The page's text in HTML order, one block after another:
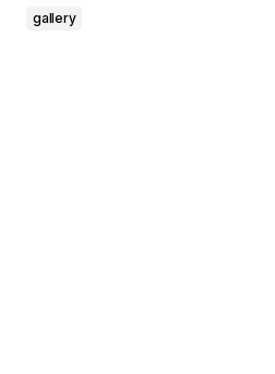
gallery